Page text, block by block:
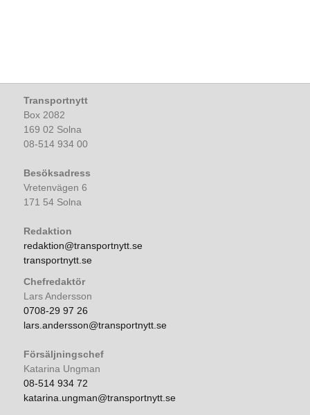
Transportnytt
Box 2082
169 02 Solna
08-514 934 00
Besöksadress
Vretenvägen 6
171 54 Solna
Redaktion
redaktion@transportnytt.se
transportnytt.se
Chefredaktör
Lars Andersson
0708-29 97 26
lars.andersson@transportnytt.se
Försäljningschef
Katarina Ungman
08-514 934 72
katarina.ungman@transportnytt.se